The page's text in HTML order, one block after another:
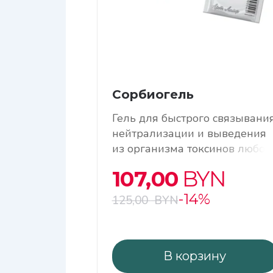
Сорбиогель
Гель для быстрого
нейтрализации и выведения
из организма токсинов
107,00BYN
125,00BYN-14%
В корзину